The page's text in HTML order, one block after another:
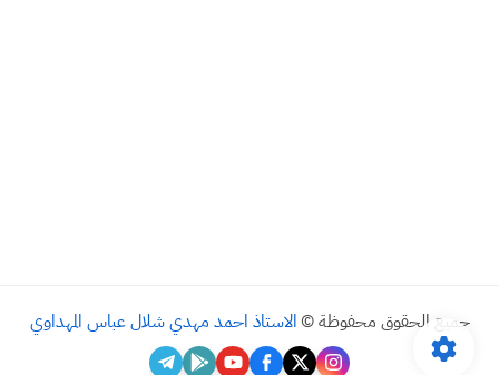
جميع الحقوق محفوظة © الاستاذ احمد مهدي شلال عباس المهداوي